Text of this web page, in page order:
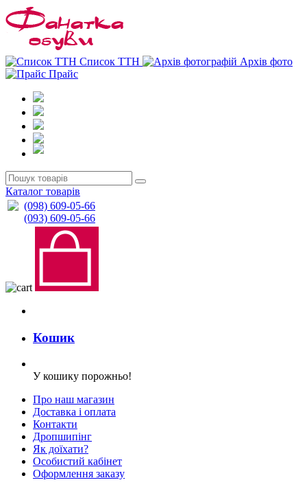
Список ТТН
Архів фото
Прайс
Каталог товарів
(098) 609-05-66
(093) 609-05-66
Кошик
У кошику порожньо!
Про наш магазин
Доставка і оплата
Контакти
Дропшипінг
Як доїхати?
Особистий кабінет
Оформлення заказу